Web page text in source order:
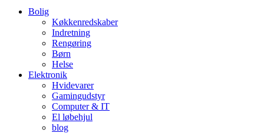
Bolig
Køkkenredskaber
Indretning
Rengøring
Børn
Helse
Elektronik
Hvidevarer
Gamingudstyr
Computer & IT
El løbehjul
blog